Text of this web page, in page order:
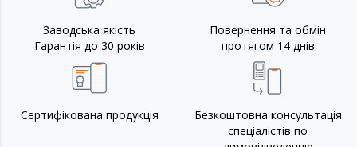
Заводська якість
Гарантія до 30 років
Повернення та обмін
протягом 14 днів
Сертифікована продукція
Безкоштовна консультація
спеціалістів по